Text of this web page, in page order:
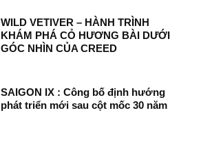
WILD VETIVER – HÀNH TRÌNH
KHÁM PHÁ CỎ HƯƠNG BÀI DƯỚI
GÓC NHÌN CỦA CREED
SAIGON IX : Công bố định hướng
phát triển mới sau cột mốc 30 năm